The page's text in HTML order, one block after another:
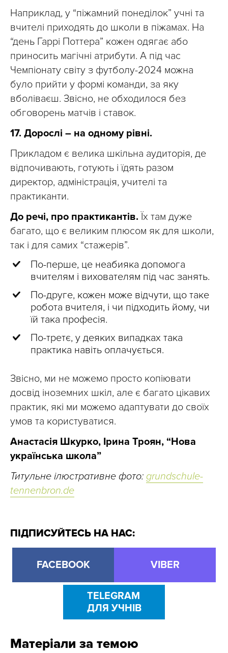
Наприклад, у “піжамний понеділок” учні та
вчителі приходять до школи в піжамах. На
“день Гаррі Поттера” кожен одягає або
приносить магічні атрибути. А під час
Чемпіонату світу з футболу-2024 можна
було прийти у формі команди, за яку
вболіваєш. Звісно, не обходилося без
обговорень матчів і ставок.
17. Дорослі – на одному рівні.
Прикладом є велика шкільна аудиторія, де
відпочивають, готують і їдять разом
директор, адміністрація, учителі та
практиканти.
До речі, про практикантів. Їх там дуже
багато, що є великим плюсом як для школи,
так і для самих “стажерів”.
По-перше, це неабияка допомога
вчителям і вихователям під час занять.
По-друге, кожен може відчути, що таке
робота вчителя, і чи підходить йому, чи
їй така професія.
По-третє, у деяких випадках така
практика навіть оплачується.
Звісно, ми не можемо просто копіювати
досвід іноземних шкіл, але є багато цікавих
практик, які ми можемо адаптувати до своїх
умов та користуватися.
Анастасія Шкурко, Ірина Троян, “Нова
українська школа”
Титульне ілюстративне фото: grundschule-
tennenbron.de
ПІДПИСУЙТЕСЬ НА НАС:
FACEBOOK VIBER
TELEGRAM
ДЛЯ УЧНІВ
Матеріали за темою